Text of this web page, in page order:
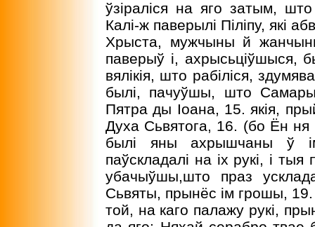
ўзіраліся на яго затым,
Калі-ж паверылі Піліпу, які
Хрыста, мужчыны й
паверыў і, ахрысьціўшыся,
вялікія, што рабіліся,
былі, пачуўшы, што
Пятра ды Іоана, 15. якія,
Духа Сьвятога, 16. (бо Ён ня
былі яны ахрышчаны ў
паўскладалі на іх рукі, і
убачыўшы,што праз
Сьвяты, прынёс ім грошы,
той, на каго палажу рукі,